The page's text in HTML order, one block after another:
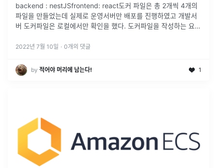
backend : nestJSfrontend: react도커 파일은 총 2개씩 4개의
파일을 만들었는데 실제로 운영서버만 배포를 진행하였고 개발서
버 도커파일은 로컬에서만 확인을 했다. 도커파일을 작성하는 요령
2022년 7월 10일 · 0개의 댓글
by 적어야 머리에 남는다! 1